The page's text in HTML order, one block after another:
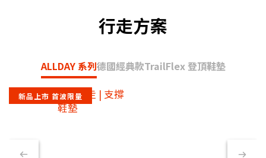
行走方案
ALLDAY 系列德國經典款TrailFlex 登頂鞋墊
新品上市 首波限量